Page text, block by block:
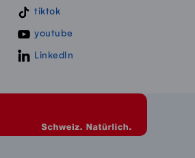
tiktok
youtube
LinkedIn